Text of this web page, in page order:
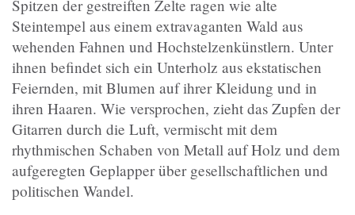
Spitzen der gestreiften Zelte ragen wie alte
Steintempel aus einem extravaganten Wald aus
wehenden Fahnen und Hochstelzenkünstlern. Unter
ihnen befindet sich ein Unterholz aus ekstatischen
Feiernden, mit Blumen auf ihrer Kleidung und in
ihren Haaren. Wie versprochen, zieht das Zupfen der
Gitarren durch die Luft, vermischt mit dem
rhythmischen Schaben von Metall auf Holz und dem
aufgeregten Geplapper über gesellschaftlichen und
politischen Wandel.